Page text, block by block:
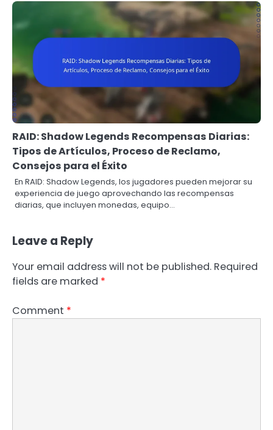
RAID: Shadow Legends Recompensas Diarias:
Tipos de Artículos, Proceso de Reclamo,
Consejos para el Éxito
En RAID: Shadow Legends, los jugadores pueden mejorar su
experiencia de juego aprovechando las recompensas
diarias, que incluyen monedas, equipo…
Leave a Reply
Your email address will not be published. Required
fields are marked *
Comment *